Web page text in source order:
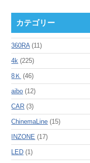
カテゴリー
360RA(11)
4k (225)
8Ｋ (46)
aibo (12)
CAR (3)
ChinemaLine (15)
INZONE (17)
LED (1)